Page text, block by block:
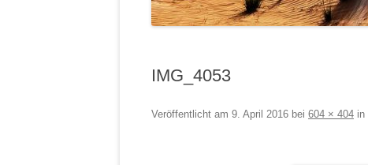
IMG_4053
Veröffentlicht am 9. April 2016 bei 604 × 404 in